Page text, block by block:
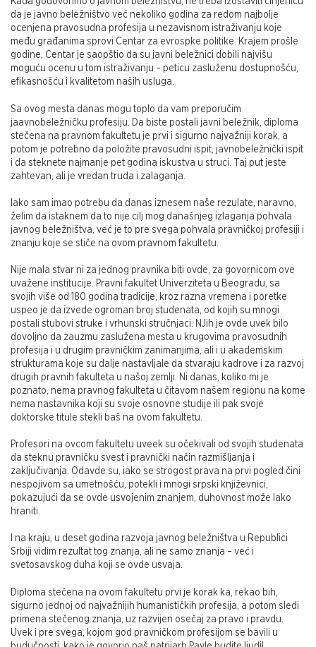
da je javno beležništvo već nekoliko godina za redom najbolje
ocenjena pravosudna profesija u nezavisnom istraživanju koje
među građanima sprovi Centar za evrospke politike. Krajem prošle
godine, Centar je saopštio da su javni beležnici dobili najvišu
moguću ocenu u tom istraživanju – peticu zasluženu dostupnošću,
efikasnošću i kvalitetom naših usluga.
Sa ovog mesta danas mogu toplo da vam preporučim
jaavnobeležničku profesiju. Da biste postali javni beležnik, diploma
stečena na pravnom fakultetu je prvi i sigurno najvažniji korak, a
potom je potrebno da položite pravosudni ispit, javnobeležnički ispit
i da steknete najmanje pet godina iskustva u struci. Taj put jeste
zahtevan, ali je vredan truda i zalaganja.
Iako sam imao potrebu da danas iznesem naše rezulate, naravno,
želim da istaknem da to nije cilj mog današnjeg izlaganja pohvala
javnog beležništva, već je to pre svega pohvala pravničkoj profesiji i
znanju koje se stiče na ovom pravnom fakultetu.
Nije mala stvar ni za jednog pravnika biti ovde, za govornicom ove
uvažene institucije. Pravni fakultet Univerziteta u Beogradu, sa
svojih više od 180 godina tradicije, kroz razna vremena i poretke
uspeo je da izvede ogroman broj studenata, od kojih su mnogi
postali stubovi struke i vrhunski stručnjaci. NJih je ovde uvek bilo
dovoljno da zauzmu zaslužena mesta u krugovima pravosudnih
profesija i u drugim pravničkim zanimanjima, ali i u akademskim
strukturama koje su dalje nastavljale da stvaraju kadrove i za razvoj
drugih pravnih fakulteta u našoj zemlji. Ni danas, koliko mi je
poznato, nema pravnog fakulteta u čitavom našem regionu na kome
nema nastavnika koji su svoje osnovne studije ili pak svoje
doktorske titule stekli baš na ovom fakultetu.
Profesori na ovcom fakultetu uveek su očekivali od svojih studenata
da steknu pravničku svest i pravnički način razmišljanja i
zaključivanja. Odavde su, iako se strogost prava na prvi pogled čini
nespojivom sa umetnošću, potekli i mnogi srpski književnici,
pokazujući da se ovde usvojenim znanjem, duhovnost može lako
hraniti.
I na kraju, u deset godina razvoja javnog beležništva u Republici
Srbiji vidim rezultat tog znanja, ali ne samo znanja – već i
svetosavskog duha koji se ovde usvaja.
Diploma stečena na ovom fakultetu prvi je korak ka, rekao bih,
sigurno jednoj od najvažnijih humanističkih profesija, a potom sledi
primena stečenog znanja, uz razvijen osečaj za pravo i pravdu.
Uvek i pre svega, kojom god pravničkom profesijom se bavili u